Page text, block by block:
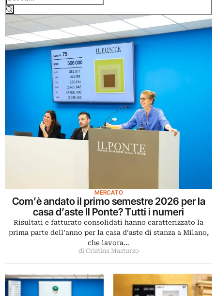
Cerca
MERCATO
Com’è andato il primo semestre 2026 per la
casa d’aste Il Ponte? Tutti i numeri
Risultati e fatturato consolidati hanno caratterizzato la
prima parte dell’anno per la casa d’aste di stanza a Milano,
che lavora…
di Cristina Masturzo